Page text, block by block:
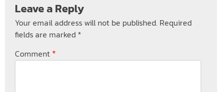
Leave a Reply
Your email address will not be published. Required
fields are marked *
Comment *